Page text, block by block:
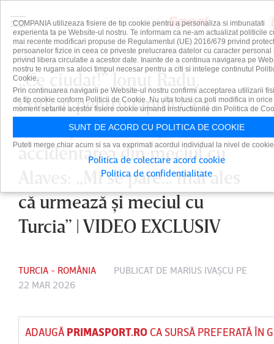
„Ce ciudat!” Ionuţ Radu,
criticat pentru faptul că a
rămas pe teren după
accidentarea din meciul cu
Alaves: „Mi se pare... mai ales
că urmează şi meciul cu
Turcia” | VIDEO EXCLUSIV
TURCIA - ROMÂNIA PUBLICAT DE MARIUS IVAŞCU PE
22 MAR 2026
ADAUGĂ PRIMASPORT.ROCA SURSĂ PREFERATĂ ÎN
COMPANIA utilizeaza fisiere de tip cookie pentru a personaliza si imbunatati
experienta ta pe Website-ul nostru. Te informam ca ne-am actualizat politicile
mai recente modificari propuse de Regulamentul (UE) 2016/679 privind
persoanelor fizice in ceea ce priveste prelucrarea datelor cu caracter personal
privind libera circulatie a acestor date. Inainte de a continua navigarea pe
nostru te rugam sa aloci timpul necesar pentru a citi si intelege continutul
Cookie.
Prin continuarea navigarii pe Website-ul nostru confirmi acceptarea utilizarii
de tip cookie conform Politicii de Cookie. Nu uita totusi ca poti modifica in orice
moment setarile acestor fisiere cookie urmand instructiunile din Politica de
SUNT DE ACORD CU POLITICA DE COOKIE
Puteti merge chiar acum si sa va exprimati acordul individual la nivel de
Politica de colectare acord cookie
Politica de confidentialitate